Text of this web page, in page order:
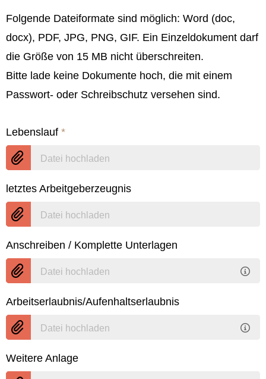
Folgende Dateiformate sind möglich: Word (doc,
docx), PDF, JPG, PNG, GIF. Ein Einzeldokument darf
die Größe von 15 MB nicht überschreiten.
Bitte lade keine Dokumente hoch, die mit einem
Passwort- oder Schreibschutz versehen sind.
Lebenslauf *
Datei hochladen
letztes Arbeitgeberzeugnis
Datei hochladen
Anschreiben / Komplette Unterlagen
Datei hochladen
Arbeitserlaubnis/Aufenhaltserlaubnis
Datei hochladen
Weitere Anlage